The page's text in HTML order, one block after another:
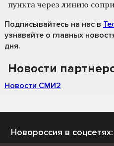
пункта через линию
Подписывайтесь на нас в
узнавайте о главных
дня.
Новости
Новости СМИ2
Новороссия в соцсетях: